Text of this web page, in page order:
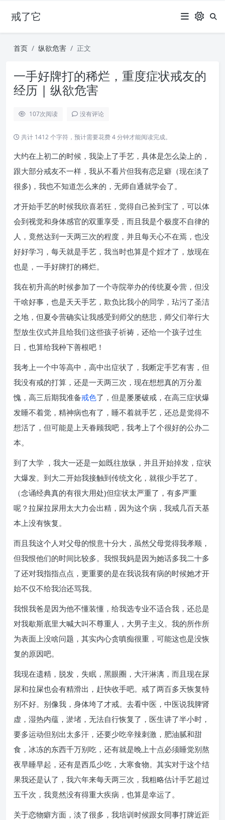
戒了它
首页 纵欲危害 正文
一手好牌打的稀烂，重度症状戒友的
经历 | 纵欲危害
107次阅读 没有评论
共计 1412 个字符，预计需要花费 4 分钟才能阅读完成。
大约在上初二的时候，我染上了手艺，具体是怎么染上的，
跟大部分戒友不一样，我从不看片但我有恋足癖（现在淡了
很多)，我也不知道怎么来的，无师自通就学会了。
才开始手艺的时候我欣喜若狂，觉得自己捡到宝了，可以体
会到视觉和身体感官的双重享受，而且我是个极度不自律的
人，竟然达到一天两三次的程度，并且每天心不在焉，也没
好好学习，每天就是手艺，我当时也算是个婬才了，放现在
也是，一手好牌打的稀烂。
我在初升高的时候参加了一个寺院举办的传统夏令营，但没
干啥好事，也是天天手艺，欺负比我小的同学，玷污了圣洁
之地，但夏令营确实让我感受到师父的慈悲，师父们举行大
型放生仪式并且给我们这些孩子祈祷，还给一个孩子过生
日，也算给我种下善根吧！
我考上一个中等高中，高中出症状了，我断定手艺有害，但
我没有戒的打算，还是一天两三次，现在想想真的万分羞
愧，高三后期我准备戒色了，但是屡屡破戒，在高三症状爆
发睡不着觉，精神病也有了，睡不着就手艺，还总是觉得不
想活了，但可能是上天眷顾我吧，我考上了个很好的公办二
本。
到了大学 ，我大一还是一如既往放纵，并且开始掉发，症状
大爆发。到大二开始我接触到传统文化，就很少手艺了。
（念诵经典真的有很大用处)但症状太严重了，有多严重
呢？拉屎拉尿用太大力会出精，因为这个病，我戒几百天基
本上没有恢复。
而且我这个人对父母的恨意十分大，虽然父母觉得我孝顺，
但我恨他们的时间比较多。我恨我妈是因为她话多我二十多
了还对我指指点点，更重要的是在我说我有病的时候她才开
始不仅不给我治还骂我。
我恨我爸是因为他不懂装懂，给我选专业不适合我，还总是
对我歇斯底里大喊大叫不尊重人，大男子主义。我的所作所
为表面上没啥问题，其实内心贪嗔痴很重，可能这也是没恢
复的原因吧。
我现在遗精，脱发，失眠，黑眼圈，大汗淋漓，而且现在尿
尿和拉屎也会有精滑出，赶快收手吧。戒了两百多天恢复特
别不好。别像我，身体垮了才戒。去看中医，中医说我脾肾
虚，湿热内蕴，淤堵，无法自行恢复了，医生讲了半小时，
要多运动但别出太多汗，还要少吃辛辣刺激，肥油腻和甜
食，冰冻的东西千万别吃，还有就是晚上十点必须睡觉别熬
夜早睡早起，还有是西瓜少吃，大寒食物。其实对于这个结
果我还是认了，我六年来每天两三次，我粗略估计手艺超过
五千次，我竟然没有得重大疾病，也算是幸运了。
关于恋物癖方面，淡了很多，我培训时候跟女同事打牌近距